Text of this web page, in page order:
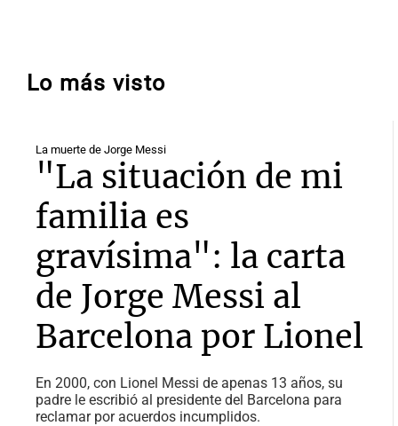
Lo más visto
La muerte de Jorge Messi
"La situación de mi
familia es
gravísima": la carta
de Jorge Messi al
Barcelona por Lionel
En 2000, con Lionel Messi de apenas 13 años, su
padre le escribió al presidente del Barcelona para
reclamar por acuerdos incumplidos.